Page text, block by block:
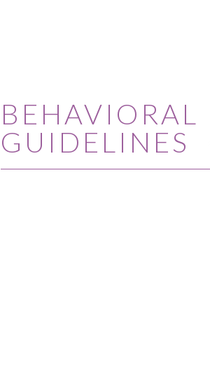
BEHAVIORAL
GUIDELINES